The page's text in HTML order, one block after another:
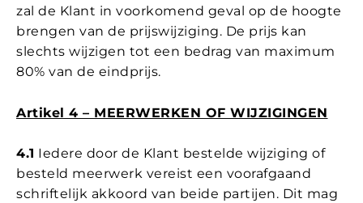
zal de Klant in voorkomend geval op de hoogte
brengen van de prijswijziging. De prijs kan
slechts wijzigen tot een bedrag van maximum
80% van de eindprijs.
Artikel 4 – MEERWERKEN OF WIJZIGINGEN
4.1 Iedere door de Klant bestelde wijziging of
besteld meerwerk vereist een voorafgaand
schriftelijk akkoord van beide partijen. Dit mag